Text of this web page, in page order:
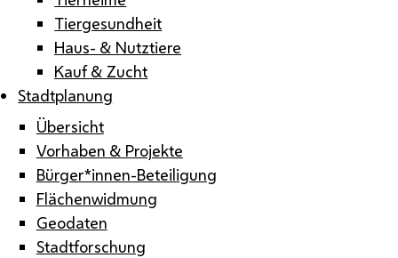
Tiergesundheit
Haus- & Nutztiere
Kauf & Zucht
Stadtplanung
Übersicht
Vorhaben & Projekte
Bürger*innen-Beteiligung
Flächenwidmung
Geodaten
Stadtforschung